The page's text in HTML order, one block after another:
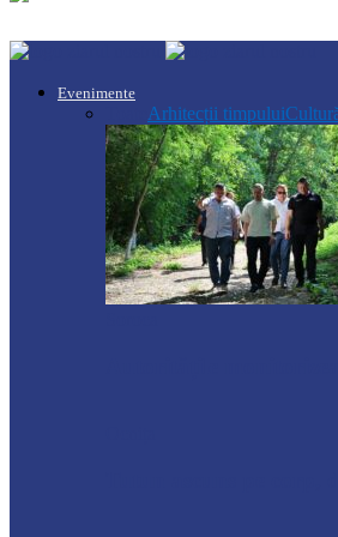
Evenimente
Arhitecții timpului